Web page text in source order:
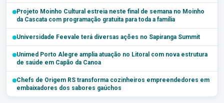
Projeto Moinho Cultural estreia neste final de semana no Moinho
da Cascata com programação gratuita para toda a família
Universidade Feevale terá diversas ações no Sapiranga Summit
Unimed Porto Alegre amplia atuação no Litoral com nova estrutura
de saúde em Capão da Canoa
Chefs de Origem RS transforma cozinheiros empreendedores em
embaixadores dos sabores gaúchos